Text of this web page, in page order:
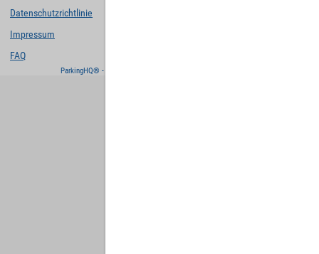
Datenschutzrichtlinie
Impressum
FAQ
ParkingHQ® - eine Lösung von